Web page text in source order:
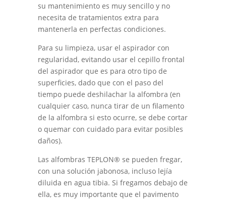
su mantenimiento es muy sencillo y no
necesita de tratamientos extra para
mantenerla en perfectas condiciones.
Para su limpieza, usar el aspirador con
regularidad, evitando usar el cepillo frontal
del aspirador que es para otro tipo de
superficies, dado que con el paso del
tiempo puede deshilachar la alfombra (en
cualquier caso, nunca tirar de un filamento
de la alfombra si esto ocurre, se debe cortar
o quemar con cuidado para evitar posibles
daños).
Las alfombras TEPLON® se pueden fregar,
con una solución jabonosa, incluso lejía
diluida en agua tibia. Si fregamos debajo de
ella, es muy importante que el pavimento